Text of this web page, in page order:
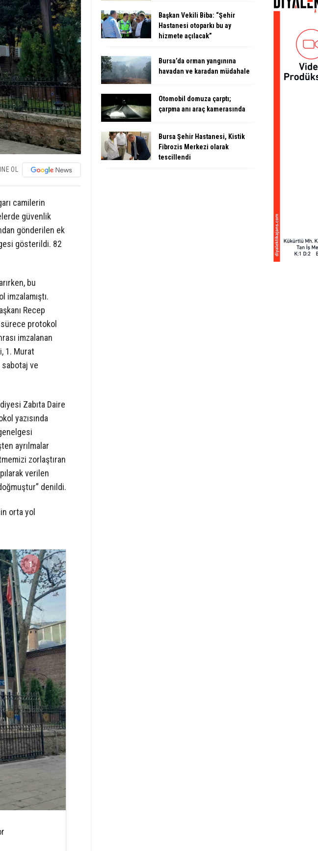
OL
camilerin
güvenlik
gönderilen ek
gösterildi. 82
bu
imzalamıştı.
Recep
protokol
imzalanan
1. Murat
sabotaj ve
Zabıta Daire
yazısında
ayrılmalar
zorlaştıran
verilen
denildi.
orta yol
1 3
Başkan Vekili Biba: “Şehir
Hastanesi otoparkı bu ay
hizmete açılacak”
Bursa’da orman yangınına
havadan ve karadan müdahale
Otomobil domuza çarptı;
çarpma anı araç kamerasında
Bursa Şehir Hastanesi, Kistik
Fibrozis Merkezi olarak
tescillendi